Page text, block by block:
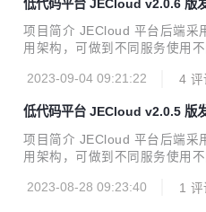
P、OA、CRM、EAM、WMS
统，是企业数字化转型的必备
-09) Features 【基础平台】：
钮前面的竖线优化 【基础平台
低代码平台 JECloud v2.0.6 版
a 子项目更新
项目简介 JECloud 平台后端采
用架构，可做到不同服务使用
入口，方便开发者对平台进行
P、OA、CRM、EAM、WMS
统，是企业数字化转型的必备
-01) Features 【基础平台】：
保存按钮后，不执行只读表达
2023-09-04 09:21:22 4 评
低代码平台 JECloud v2.0.5 版
项目更新
项目简介 JECloud 平台后端采
用架构，可做到不同服务使用
入口，方便开发者对平台进行
2023-08-28 09:23:40 1 评